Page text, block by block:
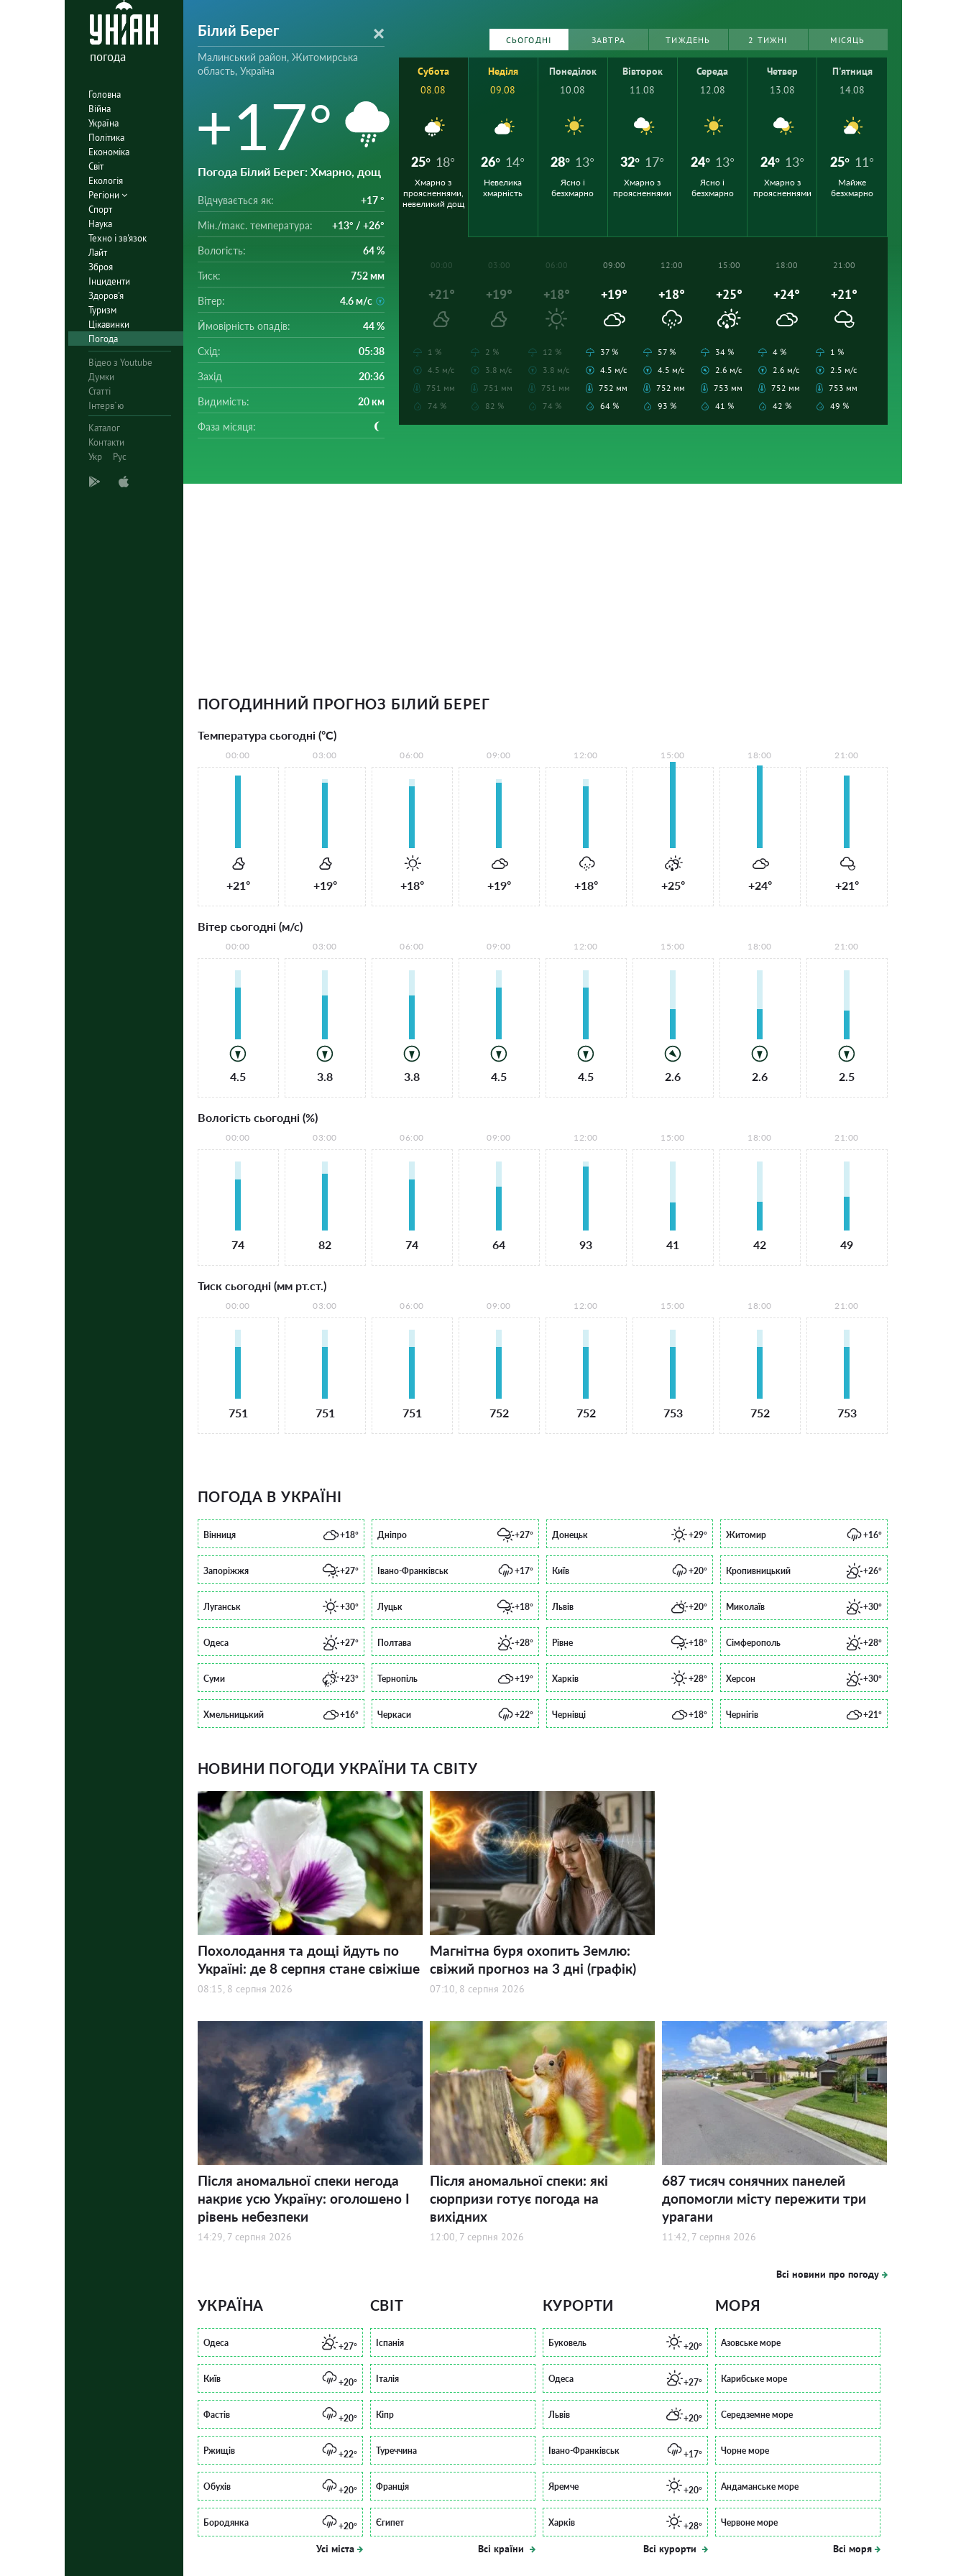
погода
Головна
Війна
Україна
Політика
Економіка
Світ
Екологія
Регіони
Спорт
Наука
Техно і зв'язок
Лайт
Зброя
Інциденти
Здоров'я
Туризм
Цікавинки
Погода
Відео з Youtube
Думки
Статті
Інтерв`ю
Каталог
Контакти
Укр
Рус
Білий Берег
Малинський район, Житомирська
область, Україна
+17°
Погода Білий Берег: Хмарно, дощ
Відчувається як: +17 °
Мін./mакс. температура: +13° / +26°
Вологість: 64 %
Тиск: 752 мм
Вітер: 4.6 м/с
Ймовірність опадів: 44 %
Схід: 05:38
Захід 20:36
Видимість: 20 км
Фаза місяця:
СЬОГОДНІ ЗАВТРА ТИЖДЕНЬ 2 ТИЖНІ МІСЯЦЬ
Субота
08.08
25° 18°
Хмарно з
проясненнями,
невеликий дощ
Неділя
09.08
26° 14°
Невелика
хмарність
Понеділок
10.08
28° 13°
Ясно і
безхмарно
Вівторок
11.08
32° 17°
Хмарно з
проясненнями
Середа
12.08
24° 13°
Ясно і
безхмарно
Четвер
13.08
24° 13°
Хмарно з
проясненнями
П'ятниця
14.08
25° 11°
Майже
безхмарно
00:00
+21°
1 %
4.5 м/с
751 мм
74 %
03:00
+19°
2 %
3.8 м/с
751 мм
82 %
06:00
+18°
12 %
3.8 м/с
751 мм
74 %
09:00
+19°
37 %
4.5 м/с
752 мм
64 %
12:00
+18°
57 %
4.5 м/с
752 мм
93 %
15:00
+25°
34 %
2.6 м/с
753 мм
41 %
18:00
+24°
4 %
2.6 м/с
752 мм
42 %
21:00
+21°
1 %
2.5 м/с
753 мм
49 %
ПОГОДИННИЙ ПРОГНОЗ БІЛИЙ БЕРЕГ
Температура сьогодні (°С)
00:00
+21°
03:00
+19°
06:00
+18°
09:00
+19°
12:00
+18°
15:00
+25°
18:00
+24°
21:00
+21°
Вітер сьогодні (м/с)
00:00
4.5
03:00
3.8
06:00
3.8
09:00
4.5
12:00
4.5
15:00
2.6
18:00
2.6
21:00
2.5
Вологість сьогодні (%)
00:00
74
03:00
82
06:00
74
09:00
64
12:00
93
15:00
41
18:00
42
21:00
49
Тиск сьогодні (мм рт.ст.)
00:00
751
03:00
751
06:00
751
09:00
752
12:00
752
15:00
753
18:00
752
21:00
753
ПОГОДА В УКРАЇНІ
Вінниця +18° Дніпро +27° Донецьк +29° Житомир +16°
Запоріжжя +27° Івано-Франківськ +17° Київ +20° Кропивницький +26°
Луганськ +30° Луцьк +18° Львів +20° Миколаїв +30°
Одеса +27° Полтава +28° Рівне +18° Сімферополь +28°
Суми +23° Тернопіль +19° Харків +28° Херсон +30°
Хмельницький +16° Черкаси +22° Чернівці +18° Чернігів +21°
НОВИНИ ПОГОДИ УКРАЇНИ ТА СВІТУ
Похолодання та дощі йдуть по
Україні: де 8 серпня стане свіжіше
08:15, 8 серпня 2026
Магнітна буря охопить Землю:
свіжий прогноз на 3 дні (графік)
07:10, 8 серпня 2026
Після аномальної спеки негода
накриє усю Україну: оголошено І
рівень небезпеки
14:29, 7 серпня 2026
Після аномальної спеки: які
сюрпризи готує погода на
вихідних
12:00, 7 серпня 2026
687 тисяч сонячних панелей
допомогли місту пережити три
урагани
11:42, 7 серпня 2026
Всі новини про погоду
УКРАЇНА
Одеса +27°
Київ +20°
Фастів +20°
Ржищів +22°
Обухів +20°
Бородянка +20°
Усі міста
СВІТ
Іспанія
Італія
Кіпр
Туреччина
Франція
Єгипет
Всі країни
КУРОРТИ
Буковель +20°
Одеса +27°
Львів +20°
Івано-Франківськ +17°
Яремче +20°
Харків +28°
Всі курорти
МОРЯ
Азовське море
Карибське море
Середземне море
Чорне море
Андаманське море
Червоне море
Всі моря